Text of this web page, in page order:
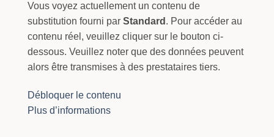
Vous voyez actuellement un contenu de
substitution fourni par Standard . Pour accéder au
contenu réel, veuillez cliquer sur le bouton ci-
dessous. Veuillez noter que des données peuvent
alors être transmises à des prestataires tiers.
Débloquer le contenu
Plus d’informations